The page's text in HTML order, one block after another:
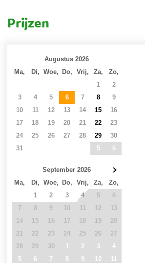
Prijzen
Augustus 2026
Ma,
Di, Woe, Do, Vrij, Za,
Zo,
1
2
3
4 5 6 7 8
9
10
11 12 13 14 15
16
17
18 19 20 21 22
23
24
25 26 27 28 29
30
31
5 6
September 2026
Ma,
Di, Woe, Do, Vrij, Za,
Zo,
1 2 3 4 5
6
7
8 9 10 11 12
13
14
15 16 17 18 19
20
21
22 23 24 25 26
27
28
29 30 1 2 3
4
5
6 7 8 9 10 11